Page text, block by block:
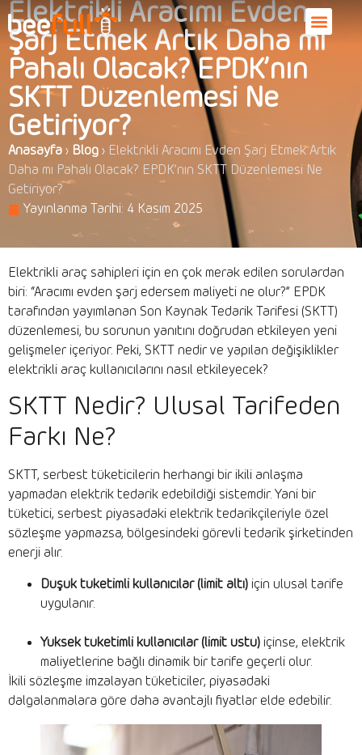
Elektrikli Aracımı Evden
Şarj Etmek Artık Daha mı
Pahalı Olacak? EPDK’nın
SKTT Düzenlemesi Ne
Getiriyor?
Anasayfa › Blog › Elektrikli Aracımı Evden Şarj Etmek Artık
Daha mı Pahalı Olacak? EPDK’nın SKTT Düzenlemesi Ne
Getiriyor?
Yayınlanma Tarihi: 4 Kasım 2025
Elektrikli araç sahipleri için en çok merak edilen sorulardan
biri: “Aracımı evden şarj edersem maliyeti ne olur?” EPDK
tarafından yayımlanan Son Kaynak Tedarik Tarifesi (SKTT)
düzenlemesi, bu sorunun yanıtını doğrudan etkileyen yeni
gelişmeler içeriyor. Peki, SKTT nedir ve yapılan değişiklikler
elektrikli araç kullanıcılarını nasıl etkileyecek?
SKTT Nedir? Ulusal Tarifeden
Farkı Ne?
SKTT, serbest tüketicilerin herhangi bir ikili anlaşma
yapmadan elektrik tedarik edebildiği sistemdir. Yani bir
tüketici, serbest piyasadaki elektrik tedarikçileriyle özel
sözleşme yapmazsa, bölgesindeki görevli tedarik şirketinden
enerji alır.
Düşük tüketimli kullanıcılar (limit altı) için ulusal tarife
uygulanır.
Yüksek tüketimli kullanıcılar (limit üstü) içinse, elektrik
maliyetlerine bağlı dinamik bir tarife geçerli olur.
İkili sözleşme imzalayan tüketiciler, piyasadaki
dalgalanmalara göre daha avantajlı fiyatlar elde edebilir.